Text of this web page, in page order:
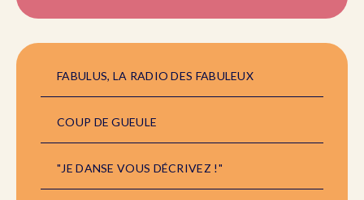
FABULUS, LA RADIO DES FABULEUX
COUP DE GUEULE
"JE DANSE VOUS DÉCRIVEZ !"